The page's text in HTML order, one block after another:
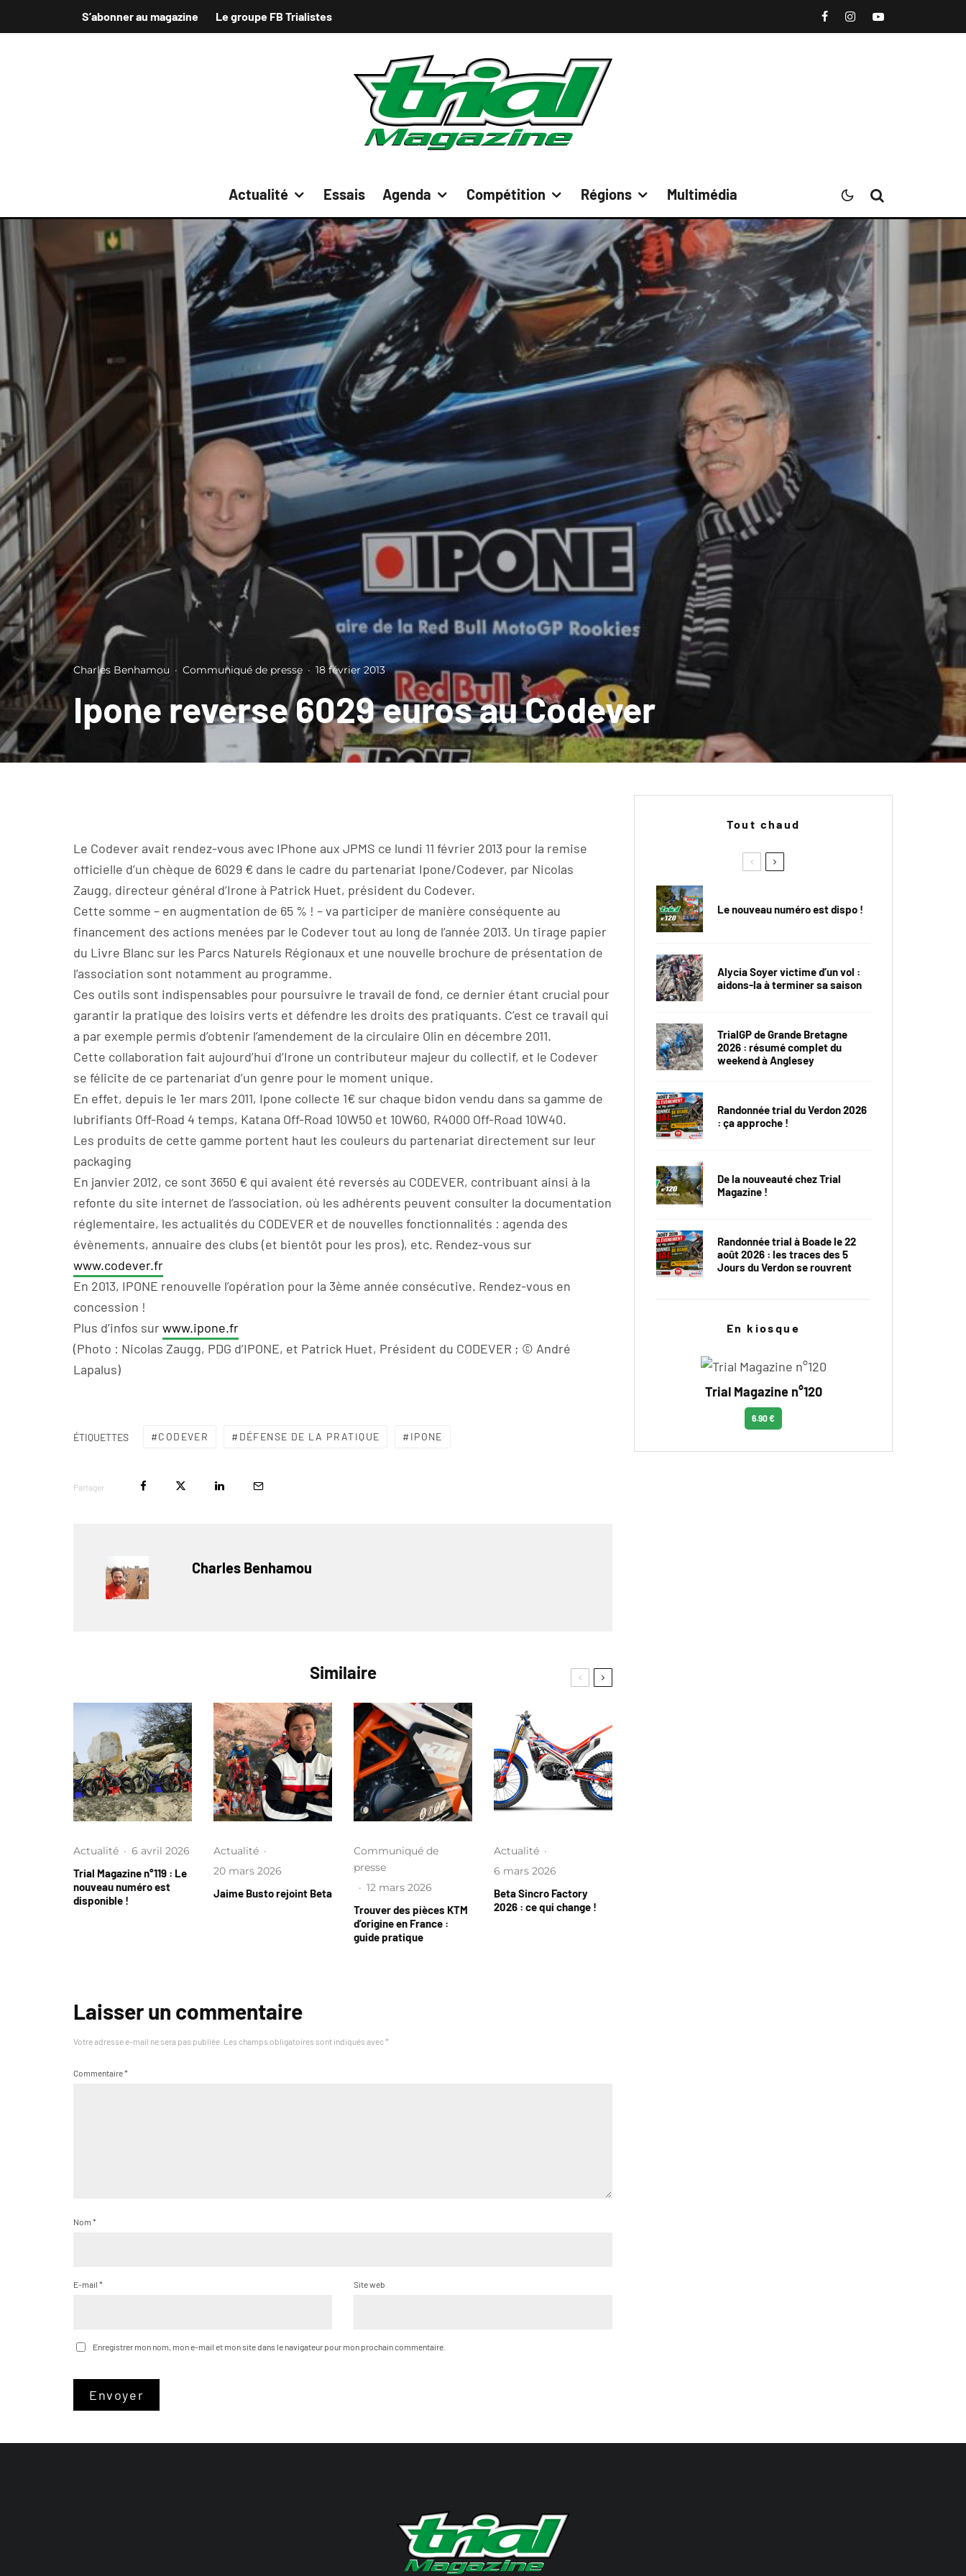
S’abonner au magazine Le groupe FB Trialistes
Actualité Essais Agenda Compétition Régions Multimédia
Charles Benhamou · Communiqué de presse · 18 février 2013
Ipone reverse 6029 euros au Codever
Le Codever avait rendez-vous avec IPhone aux JPMS ce lundi 11 février 2013 pour la remise
officielle d’un chèque de 6029 € dans le cadre du partenariat Ipone/Codever, par Nicolas
Zaugg, directeur général d’Irone à Patrick Huet, président du Codever.
Cette somme – en augmentation de 65 % ! – va participer de manière conséquente au
financement des actions menées par le Codever tout au long de l’année 2013. Un tirage papier
du Livre Blanc sur les Parcs Naturels Régionaux et une nouvelle brochure de présentation de
l’association sont notamment au programme.
Ces outils sont indispensables pour poursuivre le travail de fond, ce dernier étant crucial pour
garantir la pratique des loisirs verts et défendre les droits des pratiquants. C’est ce travail qui
a par exemple permis d’obtenir l’amendement de la circulaire Olin en décembre 2011.
Cette collaboration fait aujourd’hui d’Irone un contributeur majeur du collectif, et le Codever
se félicite de ce partenariat d’un genre pour le moment unique.
En effet, depuis le 1er mars 2011, Ipone collecte 1€ sur chaque bidon vendu dans sa gamme de
lubrifiants Off-Road 4 temps, Katana Off-Road 10W50 et 10W60, R4000 Off-Road 10W40.
Les produits de cette gamme portent haut les couleurs du partenariat directement sur leur
packaging
En janvier 2012, ce sont 3650 € qui avaient été reversés au CODEVER, contribuant ainsi à la
refonte du site internet de l’association, où les adhérents peuvent consulter la documentation
réglementaire, les actualités du CODEVER et de nouvelles fonctionnalités : agenda des
évènements, annuaire des clubs (et bientôt pour les pros), etc. Rendez-vous sur
www.codever.fr
En 2013, IPONE renouvelle l’opération pour la 3ème année consécutive. Rendez-vous en
concession !
Plus d’infos surwww.ipone.fr
(Photo : Nicolas Zaugg, PDG d’IPONE, et Patrick Huet, Président du CODEVER ; © André
Lapalus)
ÉTIQUETTES CODEVER DÉFENSE DE LA PRATIQUE IPONE
Partager
Charles Benhamou
Similaire
Actualité · 6 avril 2026
Trial Magazine n°119 : Le
nouveau numéro est
disponible !
Actualité ·
20 mars 2026
Jaime Busto rejoint Beta
Communiqué de
presse
· 12 mars 2026
Trouver des pièces KTM
d’origine en France :
guide pratique
Actualité ·
6 mars 2026
Beta Sincro Factory
2026 : ce qui change !
Laisser un commentaire
Votre adresse e-mail ne sera pas publiée. Les champs obligatoires sont indiqués avec *
Commentaire*
Nom *
E-mail * Site web
Enregistrer mon nom, mon e-mail et mon site dans le navigateur pour mon prochain commentaire.
Tout chaud
Le nouveau numéro est dispo !
Alycia Soyer victime d’un vol :
aidons-la à terminer sa saison
TrialGP de Grande Bretagne
2026 : résumé complet du
weekend à Anglesey
Randonnée trial du Verdon 2026
: ça approche !
De la nouveauté chez Trial
Magazine !
Randonnée trial à Boade le 22
août 2026 : les traces des 5
Jours du Verdon se rouvrent
En kiosque
Trial Magazine n°120
6.90 €